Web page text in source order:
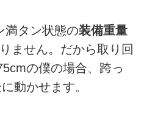
満タン状態の装備重量
ません。だから取り回
の僕の場合、跨っ
動かせます。